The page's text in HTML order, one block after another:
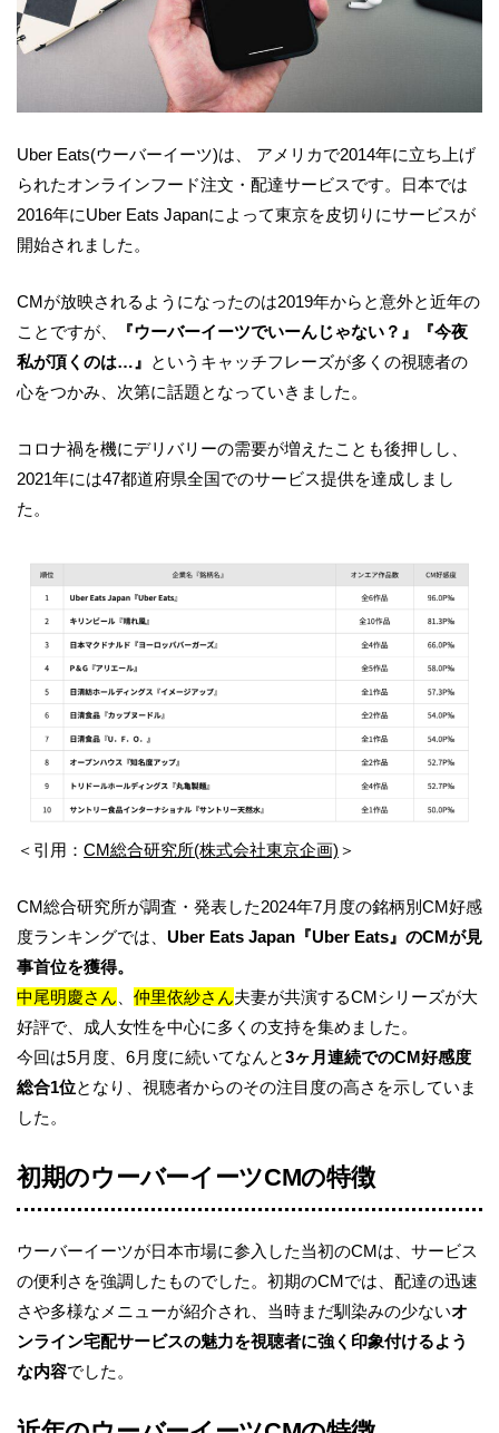
Uber Eats(ウーバーイーツ)は、 アメリカで2014年に立ち上げ
られたオンラインフード注文・配達サービスです。日本では
2016年にUber Eats Japanによって東京を皮切りにサービスが
開始されました。
CMが放映されるようになったのは2019年からと意外と近年の
ことですが、
『ウーバーイーツでいーんじゃない？』『今夜
私が頂くのは…』 というキャッチフレーズが多くの視聴者の
心をつかみ、次第に話題となっていきました。
コロナ禍を機にデリバリーの需要が増えたことも後押しし、
2021年には47都道府県全国でのサービス提供を達成しまし
た。
＜引用： CM総合研究所(株式会社東京企画) ＞
CM総合研究所が調査・発表した2024年7月度の銘柄別CM好感
度ランキングでは、 Uber Eats Japan『Uber Eats』のCMが見
事首位を獲得。
中尾明慶さん
仲里依紗さん夫妻が共演するCMシリーズが大
好評で、成人女性を中心に多くの支持を集めました。
今回は5月度、6月度に続いてなんと3ヶ月連続でのCM好感度
総合1位となり、視聴者からのその注目度の高さを示していま
した。
初期のウーバーイーツCMの特徴
ウーバーイーツが日本市場に参入した当初のCMは、サービス
の便利さを強調したものでした。初期のCMでは、配達の迅速
さや多様なメニューが紹介され、当時まだ馴染みの少ないオ
ンライン宅配サービスの魅力を視聴者に強く印象付けるよう
な内容でした。